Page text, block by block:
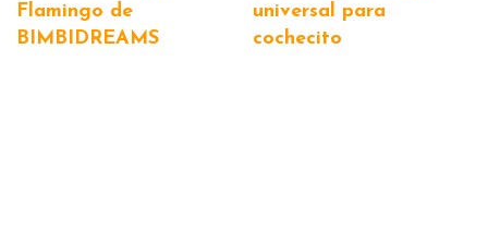
Flamingo de
BIMBIDREAMS
universal para
cochecito